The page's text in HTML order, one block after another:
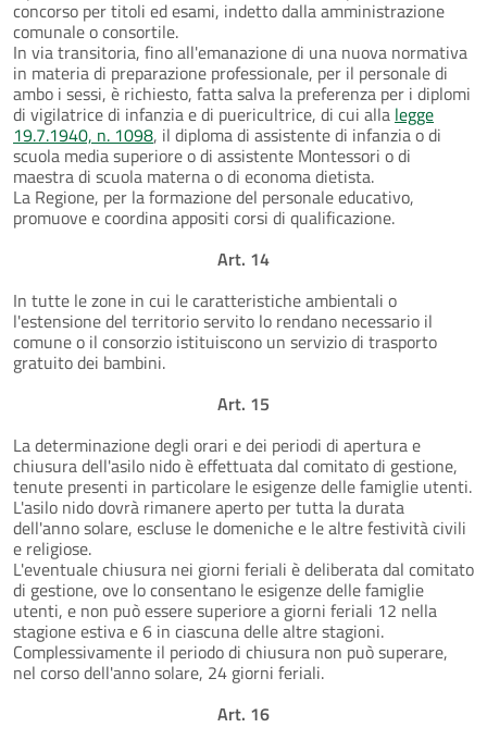
concorso per titoli ed esami, indetto dalla amministrazione
comunale o consortile.
In via transitoria, fino all'emanazione di una nuova normativa
in materia di preparazione professionale, per il personale di
ambo i sessi, è richiesto, fatta salva la preferenza per i diplomi
di vigilatrice di infanzia e di puericultrice, di cui alla legge
19.7.1940, n. 1098, il diploma di assistente di infanzia o di
scuola media superiore o di assistente Montessori o di
maestra di scuola materna o di economa dietista.
La Regione, per la formazione del personale educativo,
promuove e coordina appositi corsi di qualificazione.
Art. 14
In tutte le zone in cui le caratteristiche ambientali o
l'estensione del territorio servito lo rendano necessario il
comune o il consorzio istituiscono un servizio di trasporto
gratuito dei bambini.
Art. 15
La determinazione degli orari e dei periodi di apertura e
chiusura dell'asilo nido è effettuata dal comitato di gestione,
tenute presenti in particolare le esigenze delle famiglie utenti.
L'asilo nido dovrà rimanere aperto per tutta la durata
dell'anno solare, escluse le domeniche e le altre festività civili
e religiose.
L'eventuale chiusura nei giorni feriali è deliberata dal comitato
di gestione, ove lo consentano le esigenze delle famiglie
utenti, e non può essere superiore a giorni feriali 12 nella
stagione estiva e 6 in ciascuna delle altre stagioni.
Complessivamente il periodo di chiusura non può superare,
nel corso dell'anno solare, 24 giorni feriali.
Art. 16